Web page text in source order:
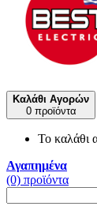
Καλάθι Αγορών
0 προϊόντα
Το καλάθι
Αγαπημένα
(0) προϊόντα